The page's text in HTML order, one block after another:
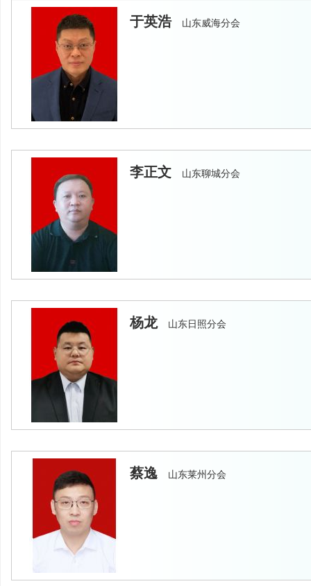
于英浩 山东威海分会
李正文 山东聊城分会
杨龙 山东日照分会
蔡逸 山东莱州分会